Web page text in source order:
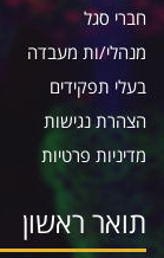
חברי סגל
מנהלי/ות מעבדה
בעלי תפקידים
הצהרת נגישות
מדיניות פרטיות
תואר ראשון